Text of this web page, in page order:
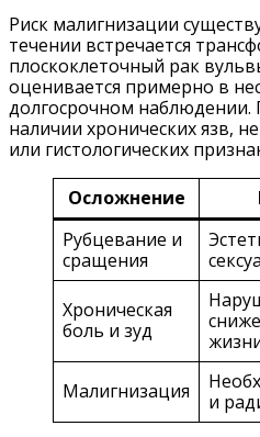
Риск малигнизации
течении встречается
плоскоклеточный рак
оценивается примерно в
долгосрочном
наличии хронических язв,
или гистологических
Осложнение
Рубцевание и
сращения
Хроническая
боль и зуд
Малигнизация
и